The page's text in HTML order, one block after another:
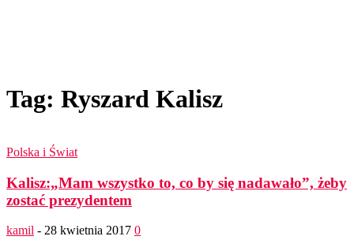
Tag: Ryszard Kalisz
Polska i Świat
Kalisz:„Mam wszystko to, co by się nadawało”, żeby
zostać prezydentem
kamil - 28 kwietnia 2017 0